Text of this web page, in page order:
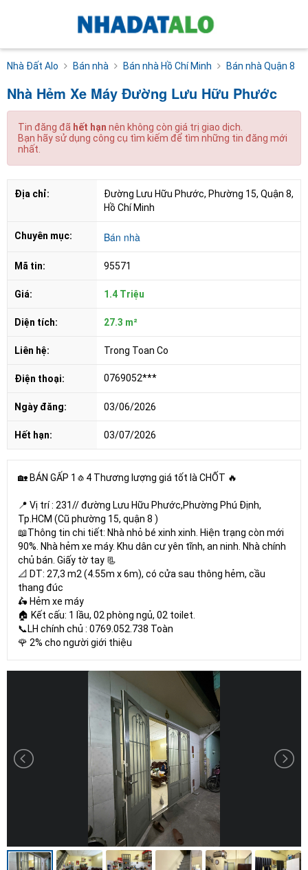
Nhà Đất Alo Bán nhà Bán nhà Hồ Chí Minh Bán nhà Quận 8
Nhà Hẻm Xe Máy Đường Lưu Hữu Phước
Tin đăng đã hết hạn nên không còn giá trị giao dịch.
Bạn hãy sử dụng công cụ tìm kiếm để tìm những tin đăng mới
nhất.
Địa chỉ:
Đường Lưu Hữu Phước, Phường 15, Quận 8,
Hồ Chí Minh
Chuyên mục: Bán nhà
Mã tin: 95571
Giá: 1.4 Triệu
Diện tích: 27.3 m²
Liên hệ: Trong Toan Co
Điện thoại: 0769052***
Ngày đăng: 03/06/2026
Hết hạn: 03/07/2026
🏡 BÁN GẤP 1🧄4 Thương lượng giá tốt là CHỐT 🔥
📍 Vị trí : 231// đường Lưu Hữu Phước,Phường Phú Định,
Tp.HCM (Cũ phường 15, quận 8 )
📖Thông tin chi tiết: Nhà nhỏ bé xinh xinh. Hiện trạng còn mới
90%. Nhà hẻm xe máy. Khu dân cư yên tĩnh, an ninh. Nhà chính
chủ bán. Giấy tờ tay 📃
📐 DT: 27,3 m2 (4.55m x 6m), có cửa sau thông hẻm, cầu
thang đúc
🛵 Hẻm xe máy
🏠 Kết cấu: 1 lầu, 02 phòng ngủ, 02 toilet.
📞LH chính chủ : 0769.052.738 Toàn
🌹 2% cho người giới thiệu